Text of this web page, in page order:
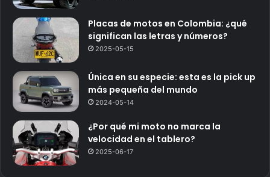
Placas de motos en Colombia: ¿qué
significan las letras y números?
2025-05-15
Única en su especie: esta es la pick up
más pequeña del mundo
2024-05-14
¿Por qué mi moto no marca la
velocidad en el tablero?
2025-06-17